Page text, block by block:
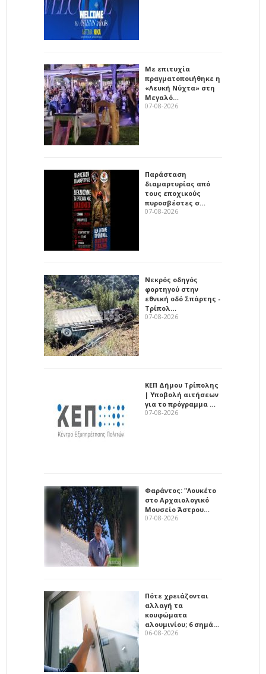
Με επιτυχία
πραγματοποιήθηκε η
«Λευκή Νύχτα» στη
Μεγαλό…
07-08-2026
Παράσταση
διαμαρτυρίας από
τους εποχικούς
πυροσβέστες σ…
07-08-2026
Νεκρός οδηγός
φορτηγού στην
εθνική οδό Σπάρτης -
Τρίπολ…
07-08-2026
ΚΕΠ Δήμου Τρίπολης
| Υποβολή αιτήσεων
για το πρόγραμμα …
07-08-2026
Φαράντος: "Λουκέτο
στο Αρχαιολογικό
Μουσείο Άστρου…
07-08-2026
Πότε χρειάζονται
αλλαγή τα
κουφώματα
αλουμινίου; 6 σημά…
06-08-2026